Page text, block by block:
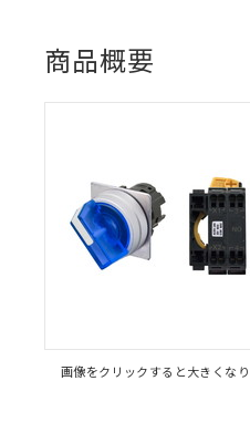
商品概要
画像をクリックすると大きくな